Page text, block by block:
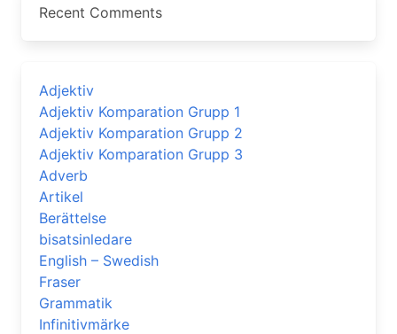
Recent Comments
Adjektiv
Adjektiv Komparation Grupp 1
Adjektiv Komparation Grupp 2
Adjektiv Komparation Grupp 3
Adverb
Artikel
Berättelse
bisatsinledare
English – Swedish
Fraser
Grammatik
Infinitivmärke